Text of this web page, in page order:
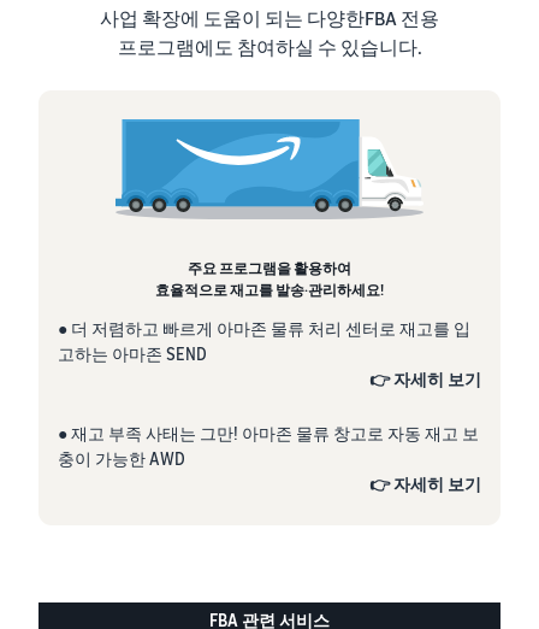
사업 확장에 도움이 되는 다양한FBA 전용
프로그램에도 참여하실 수 있습니다.
주요 프로그램을 활용하여
효율적으로 재고를 발송·관리하세요!
● 더 저렴하고 빠르게 아마존 물류 처리 센터로 재고를 입
고하는 아마존 SEND
👉 자세히 보기
● 재고 부족 사태는 그만! 아마존 물류 창고로 자동 재고 보
충이 가능한 AWD
👉 자세히 보기
FBA 관련 서비스